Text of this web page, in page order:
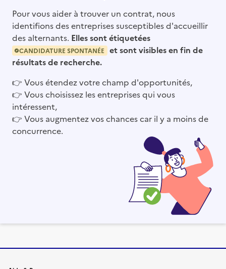
Pour vous aider à trouver un contrat, nous
identifions des entreprises susceptibles d'accueillir
des alternants. Elles sont étiquetées
CANDIDATURE SPONTANÉE
et sont visibles en fin de
résultats de recherche.
👉 Vous étendez votre champ d'opportunités,
👉 Vous choisissez les entreprises qui vous
intéressent,
👉 Vous augmentez vos chances car il y a moins de
concurrence.